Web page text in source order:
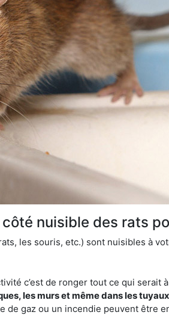
nuisible des rats
les souris, etc.) sont nuisibles à
c’est de ronger tout ce qui serait
les murs et même dans les tuyaux
de gaz ou un incendie peuvent être